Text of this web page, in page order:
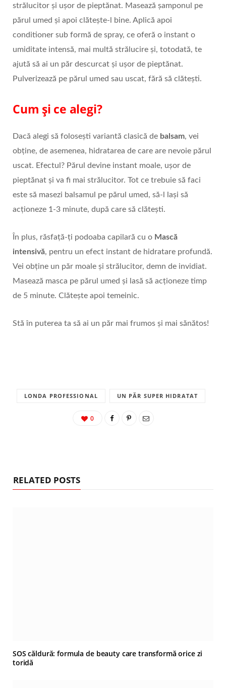
strălucitor și ușor de pieptănat. Masează șamponul pe
părul umed și apoi clătește-l bine. Aplică apoi
conditioner sub formă de spray, ce oferă o instant o
umiditate intensă, mai multă strălucire și, totodată, te
ajută să ai un păr descurcat și ușor de pieptănat.
Pulverizează pe părul umed sau uscat, fără să clătești.
Cum și ce alegi?
Dacă alegi să folosești variantă clasică de balsam, vei
obține, de asemenea, hidratarea de care are nevoie părul
uscat. Efectul? Părul devine instant moale, ușor de
pieptănat și va fi mai strălucitor. Tot ce trebuie să faci
este să masezi balsamul pe părul umed, să-l lași să
acționeze 1-3 minute, după care să clătești.
În plus, răsfață-ți podoaba capilară cu o Mască
intensivă, pentru un efect instant de hidratare profundă.
Vei obține un păr moale și strălucitor, demn de invidiat.
Masează masca pe părul umed și lasă să acționeze timp
de 5 minute. Clătește apoi temeinic.
Stă în puterea ta să ai un păr mai frumos și mai sănătos!
LONDA PROFESSIONAL UN PĂR SUPER HIDRATAT
0
RELATED POSTS
SOS căldură: formula de beauty care transformă orice zi
toridă